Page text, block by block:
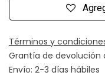
Términos y
Grantía de devolución
Envío: 2-3 días hábiles